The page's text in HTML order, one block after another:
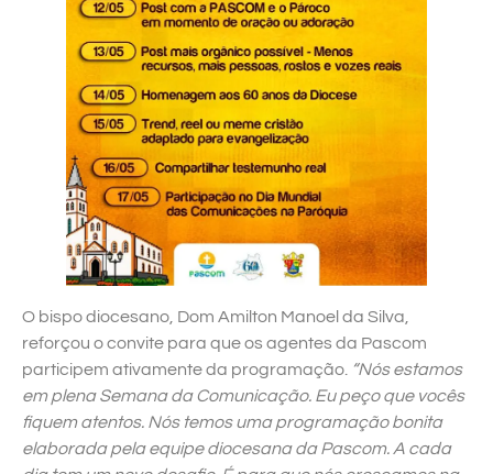
O bispo diocesano, Dom Amilton Manoel da Silva,
reforçou o convite para que os agentes da Pascom
participem ativamente da programação. “Nós estamos
em plena Semana da Comunicação. Eu peço que vocês
fiquem atentos. Nós temos uma programação bonita
elaborada pela equipe diocesana da Pascom. A cada